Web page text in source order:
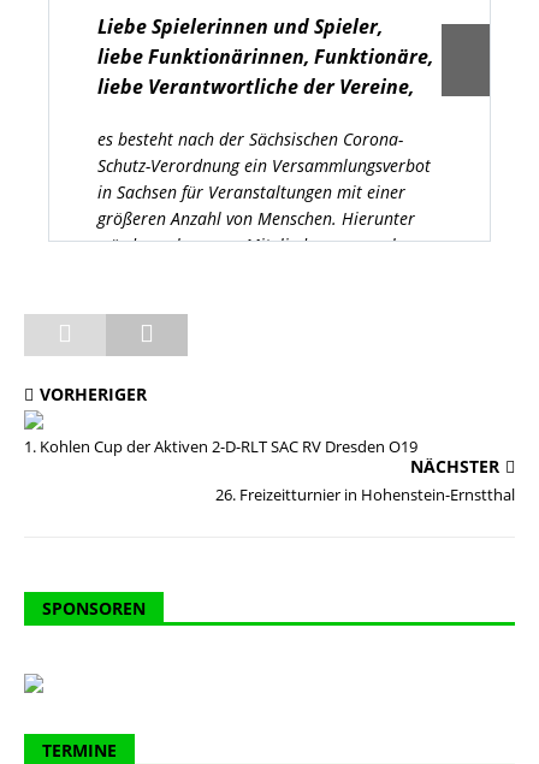
Liebe Spielerinnen und Spieler,
liebe Funktionärinnen, Funktionäre,
liebe Verantwortliche der Vereine,
es besteht nach der Sächsischen Corona-
Schutz-Verordnung ein Versammlungsverbot
in Sachsen für Veranstaltungen mit einer
größeren Anzahl von Menschen. Hierunter
würde auch unsere Mitgliederversammlung
Die Verlegung des Termins in das zweite
Halbjahr wäre trotz anderslautender
ausnahmsweise möglich, würde aber die
offen lassen. Schlussendlich hat das
Beschlüsse im Umlaufverfahren herbei zu
Die Beschlussliste und der
Rechenschaftsbericht 2019 wurde den
Michael Götz
VORHERIGER
1. Kohlen Cup der Aktiven 2-D-RLT SAC RV Dresden O19
NÄCHSTER
26. Freizeitturnier in Hohenstein-Ernstthal
SPONSOREN
TERMINE